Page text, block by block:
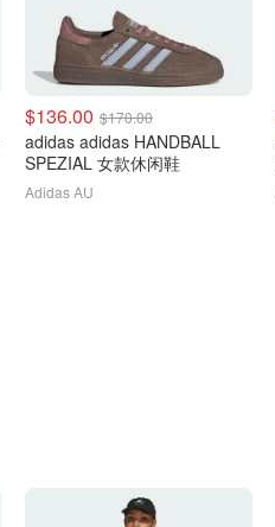
$136.00 $170.00
adidas adidas HANDBALL
SPEZIAL 女款休闲鞋
Adidas AU